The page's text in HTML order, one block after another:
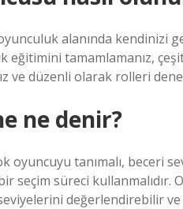
alanında kendinizi
eğitimini tamamlamanız,
ve düzenli olarak rolleri
ne denir?
tanımalı, beceri
seçim süreci
değerlendirebilir ve